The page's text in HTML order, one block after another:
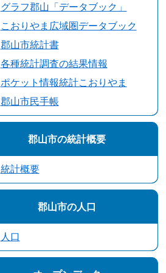
グラフ郡山「データブック」
こおりやま広域圏データブック
郡山市統計書
各種統計調査の結果情報
ポケット情報統計こおりやま
郡山市民手帳
郡山市の統計概要
統計概要
郡山市の人口
人口